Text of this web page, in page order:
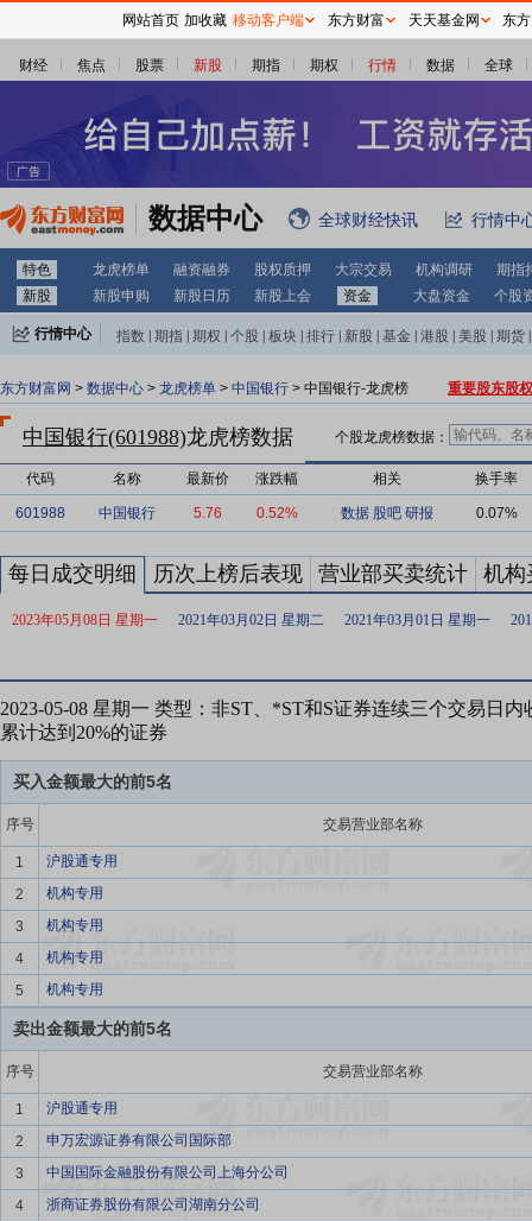
财经 焦点 股票 新股 期指 期权 行情 数据 全球
数据中心 全球财经快讯 行情中
特色 龙虎榜单 融资融券 股权质押 大宗交易 机构调研
期指
新股
新股申购 新股日历 新股上会 资金 大盘资金 个股
行情中心 指数 期指 期权 个股 板块 排行 新股 基金 港股 美股 期货
东方财富网 > 数据中心 > 龙虎榜单 > 中国银行 > 中国银行-龙虎榜 重要股东股
中国银行(601988)龙虎榜数据 个股龙虎榜数据：
代码 名称 最新价 涨跌幅 相关 换手率
601988 中国银行 5.76 0.52% 数据 股吧 研报 0.07%
每日成交明细 历次上榜后表现 营业部买卖统计 机构
2023年05月08日 星期一 2021年03月02日 星期二 2021年03月01日 星期一
2023-05-08 星期一 类型：非ST、*ST和S证券连续三个交易日
累计达到20%的证券
买入金额最大的前5名
序号 交易营业部名称
1
沪股通专用
2
机构专用
3
机构专用
4
机构专用
5
机构专用
卖出金额最大的前5名
序号 交易营业部名称
1
沪股通专用
2
申万宏源证券有限公司国际部
3
中国国际金融股份有限公司上海分公司
4
浙商证券股份有限公司湖南分公司
网站首页 加收藏 移动客户端 东方财富 天天基金网 东